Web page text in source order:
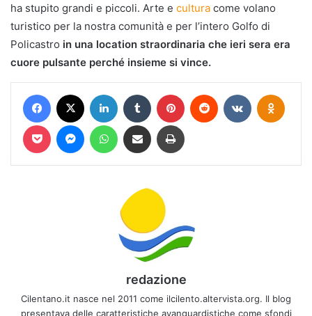
ha stupito grandi e piccoli. Arte e cultura come volano
turistico per la nostra comunità e per l’intero Golfo di
Policastro in una location straordinaria che ieri sera era
cuore pulsante perché insieme si vince.
Facebook LinkedIn Tumblr Pinterest Reddit VKontakte
Pocket MessengerWhatsAppCondividi via mail Stampa
redazione
Cilentano.it nasce nel 2011 come ilcilento.altervista.org. Il blog
presentava delle caratteristiche avanguardistiche come sfondi